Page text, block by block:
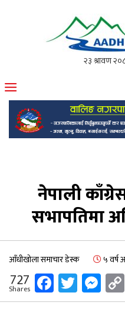
मोफसलकै लोकप्रिय अनलाइन
नेपाली
सभापतिमा
आँधीखोला समाचार डेस्क ५ वर्ष
727
Shares Facebook